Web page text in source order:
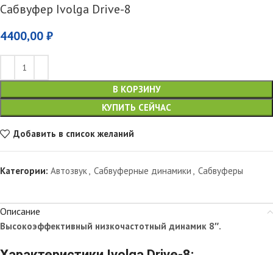
Сабвуфер Ivolga Drive-8
4400,00 ₽
В КОРЗИНУ
КУПИТЬ СЕЙЧАС
Добавить в список желаний
Категории: Автозвук Сабвуферные динамики Сабвуферы
Описание
Высокоэффективный низкочастотный динамик 8″.